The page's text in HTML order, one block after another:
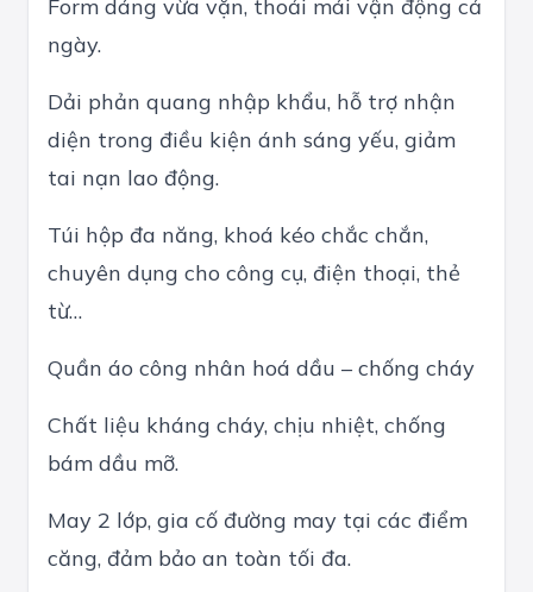
Form dáng vừa vặn, thoải mái vận động cả
ngày.
Dải phản quang nhập khẩu, hỗ trợ nhận
diện trong điều kiện ánh sáng yếu, giảm
tai nạn lao động.
Túi hộp đa năng, khoá kéo chắc chắn,
chuyên dụng cho công cụ, điện thoại, thẻ
từ…
Quần áo công nhân hoá dầu – chống cháy
Chất liệu kháng cháy, chịu nhiệt, chống
bám dầu mỡ.
May 2 lớp, gia cố đường may tại các điểm
căng, đảm bảo an toàn tối đa.